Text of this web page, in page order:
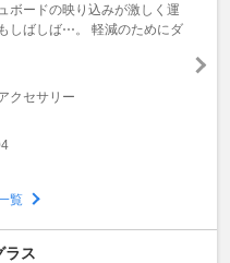
ボードの映り込みが激しく運
しばしば⋯。 軽減のためにダ
クセサリー
覧
ラス